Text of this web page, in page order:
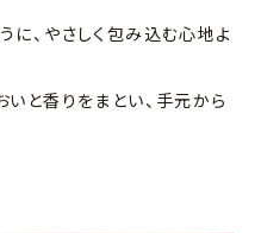
に、やさしく包み込む⼼地よ
と⾹りをまとい、⼿元から